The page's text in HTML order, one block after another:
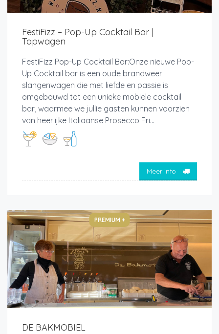
FestiFizz – Pop-Up Cocktail Bar |
Tapwagen
FestiFizz Pop-Up Cocktail Bar:Onze nieuwe Pop-
Up Cocktail bar is een oude brandweer
slangenwagen die met liefde en passie is
omgebouwd tot een unieke mobiele cocktail
bar, waarmee we jullie gasten kunnen voorzien
van heerlijke Italiaanse Prosecco Fri...
Meer info
PREMIUM +
DE BAKMOBIEL